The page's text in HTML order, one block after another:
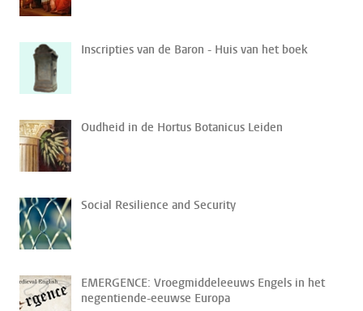
Inscripties van de Baron - Huis van het boek
Oudheid in de Hortus Botanicus Leiden
Social Resilience and Security
EMERGENCE: Vroegmiddeleeuws Engels in het
negentiende-eeuwse Europa